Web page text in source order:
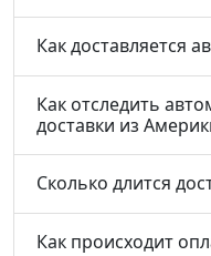
Как доставляется
Как отследить
доставки из
Сколько длится
Как происходит